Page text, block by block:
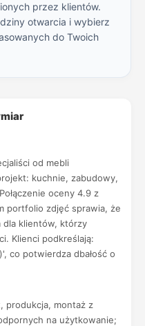
przez klientów.
otwarcia i wybierz
do Twoich
od mebli
kuchnie, zabudowy,
oceny 4.9 z
portfolio zdjęć sprawia, że
dla klientów, którzy
Klienci podkreślają:
co potwierdza dbałość o
produkcja, montaż z
na użytkowanie;